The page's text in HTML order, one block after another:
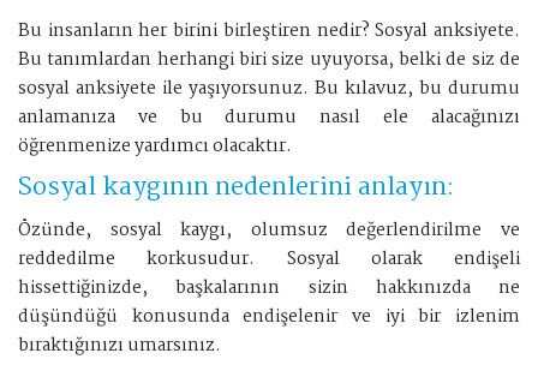
Bu insanların her birini birleştiren nedir? Sosyal anksiyete.
Bu tanımlardan herhangi biri size uyuyorsa, belki de siz de
sosyal anksiyete ile yaşıyorsunuz. Bu kılavuz, bu durumu
anlamanıza ve bu durumu nasıl ele alacağınızı
öğrenmenize yardımcı olacaktır.
Sosyal kaygının nedenlerini anlayın:
Özünde, sosyal kaygı, olumsuz değerlendirilme ve
reddedilme korkusudur. Sosyal olarak endişeli
hissettiğinizde, başkalarının sizin hakkınızda ne
düşündüğü konusunda endişelenir ve iyi bir izlenim
bıraktığınızı umarsınız.